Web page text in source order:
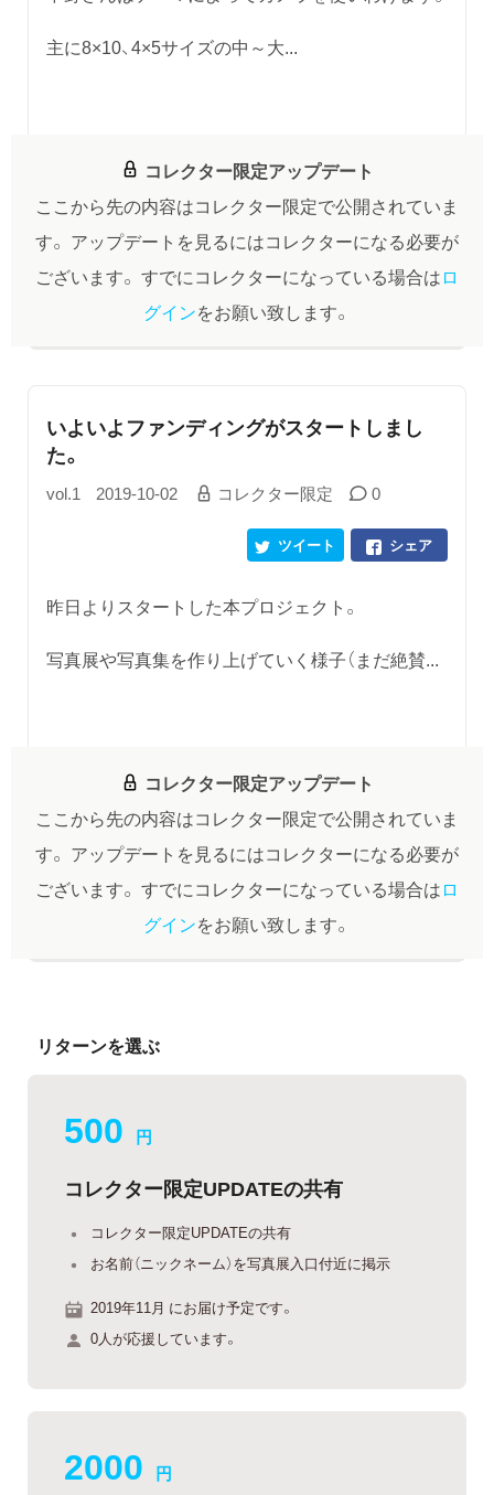
主に8×10、4×5サイズの中～大...
コレクター限定アップデート
ここから先の内容はコレクター限定で公開されていま
す。 アップデートを見るにはコレクターになる必要が
ございます。 すでにコレクターになっている場合はロ
グインをお願い致します。
いよいよファンディングがスタートしまし
た。
vol.1 2019-10-02 コレクター限定 0
シェア
ツイート
昨日よりスタートした本プロジェクト。
写真展や写真集を作り上げていく様子（まだ絶賛...
コレクター限定アップデート
ここから先の内容はコレクター限定で公開されていま
す。 アップデートを見るにはコレクターになる必要が
ございます。 すでにコレクターになっている場合はロ
グインをお願い致します。
リターンを選ぶ
500 円
コレクター限定UPDATEの共有
コレクター限定UPDATEの共有
お名前（ニックネーム）を写真展入口付近に掲示
2019年11月 にお届け予定です。
0人が応援しています。
2000 円